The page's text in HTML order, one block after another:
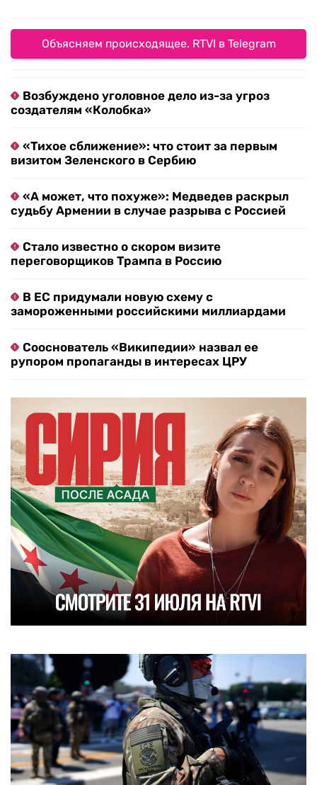
Объясняем происходящее. RTVI в Telegram
Возбуждено уголовное дело из-за угроз
создателям «Колобка»
«Тихое сближение»: что стоит за первым
визитом Зеленского в Сербию
«А может, что похуже»: Медведев раскрыл
судьбу Армении в случае разрыва с Россией
Стало известно о скором визите
переговорщиков Трампа в Россию
В ЕС придумали новую схему с
замороженными российскими миллиардами
Сооснователь «Википедии» назвал ее
рупором пропаганды в интересах ЦРУ